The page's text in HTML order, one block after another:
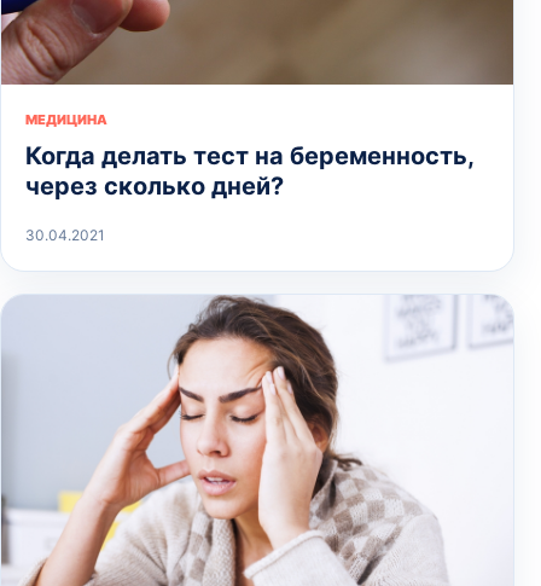
МЕДИЦИНА
Когда делать тест на беременность,
через сколько дней?
30.04.2021